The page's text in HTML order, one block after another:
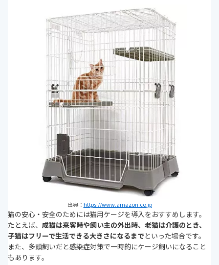
しよう
多頭飼いなら感染症対策でケージ飼いも
まとめ
出典： https://www.amazon.co.jp
猫の安心・安全のためには猫用ケージを導入をおすすめします。
たとえば、 成猫は来客時や飼い主の外出時、老猫は介護のとき、
子猫はフリーで生活できる大きさになるまでといった場合です。
また、多頭飼いだと感染症対策で一時的にケージ飼いになること
もあります。